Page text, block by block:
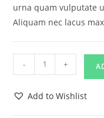
urna quam vulputate
Aliquam nec lacus
feugiat
quantity
- +
Add to Wishlist